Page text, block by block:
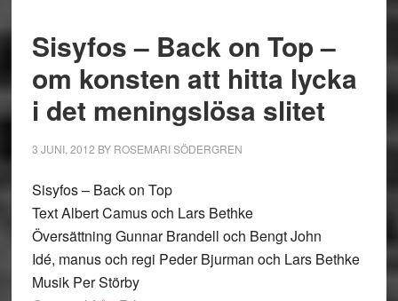
Sisyfos – Back on Top –
om konsten att hitta lycka
i det meningslösa slitet
3 JUNI, 2012 BY ROSEMARI SÖDERGREN
Sisyfos – Back on Top
Text Albert Camus och Lars Bethke
Översättning Gunnar Brandell och Bengt John
Idé, manus och regi Peder Bjurman och Lars Bethke
Musik Per Störby